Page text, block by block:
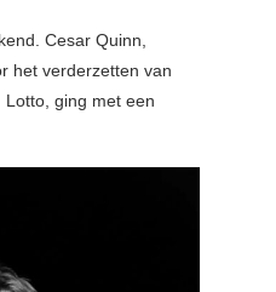
Cesar Quinn,
het verderzetten van
ging met een